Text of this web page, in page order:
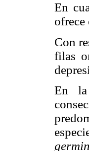
En
Con
filas
En la